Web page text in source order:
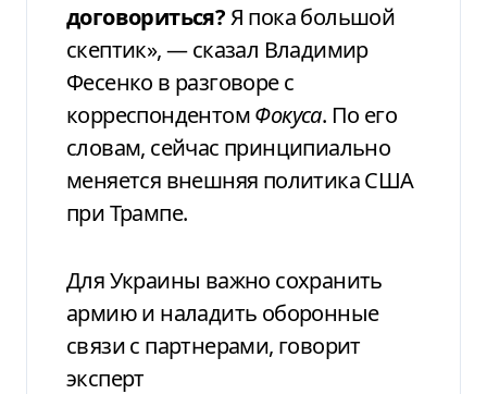
договориться?Я пока большой
скептик», — сказал Владимир
Фесенко в разговоре с
корреспондентомФокуса. По его
словам, сейчас принципиально
меняется внешняя политика США
при Трампе.
Для Украины важно сохранить
армию и наладить оборонные
связи с партнерами, говорит
эксперт